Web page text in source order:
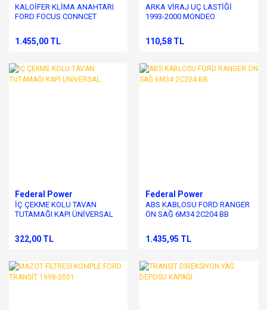
KALOİFER KLİMA ANAHTARI
FORD FOCUS CONNCET
1.455,00 TL
ARKA VİRAJ UÇ LASTİĞİ
1993-2000 MONDEO
110,58 TL
Federal Power
İÇ ÇEKME KOLU TAVAN
TUTAMAĞI KAPI ÜNİVERSAL
322,00 TL
Federal Power
ABS KABLOSU FORD RANGER
ÖN SAĞ 6M34 2C204 BB
1.435,95 TL